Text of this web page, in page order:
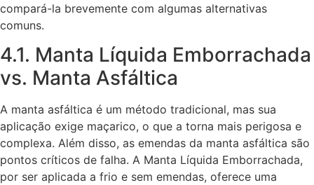
compará-la brevemente com algumas alternativas
comuns.
4.1. Manta Líquida Emborrachada
vs. Manta Asfáltica
A manta asfáltica é um método tradicional, mas sua
aplicação exige maçarico, o que a torna mais perigosa e
complexa. Além disso, as emendas da manta asfáltica são
pontos críticos de falha. A Manta Líquida Emborrachada,
por ser aplicada a frio e sem emendas, oferece uma